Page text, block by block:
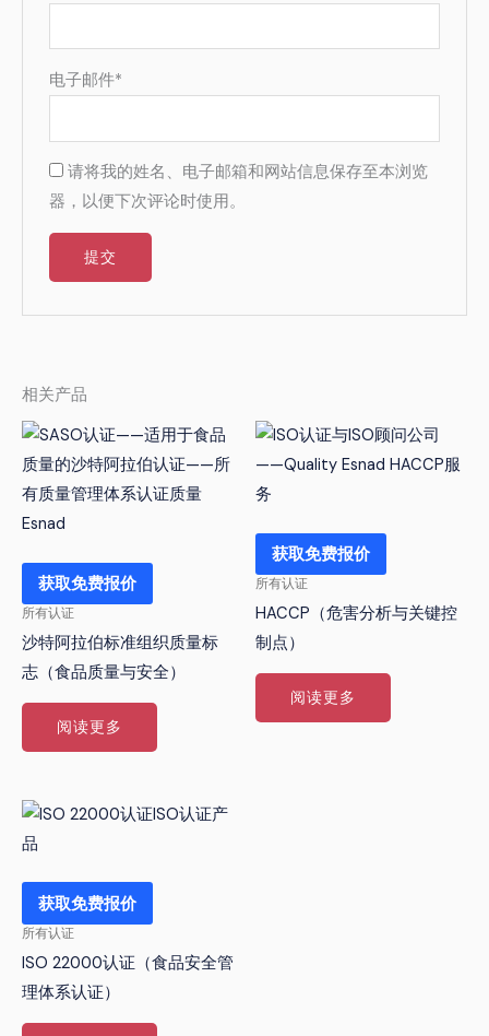
电子邮件*
请将我的姓名、电子邮箱和网站信息保存至本浏览
器，以便下次评论时使用。
相关产品
获取免费报价
所有认证
沙特阿拉伯标准组织质量标
志（食品质量与安全）
阅读更多
获取免费报价
所有认证
HACCP（危害分析与关键控
制点）
阅读更多
获取免费报价
所有认证
ISO 22000认证（食品安全管
理体系认证）